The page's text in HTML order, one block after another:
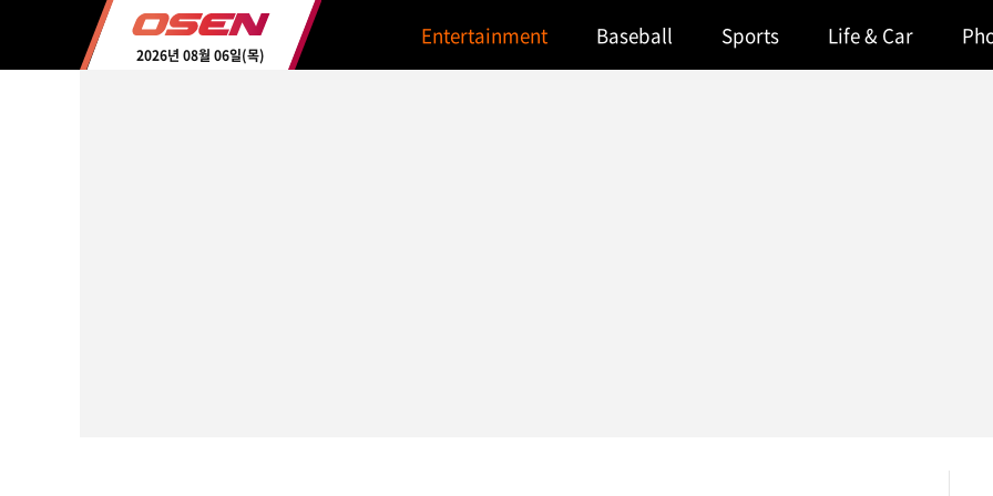
2026년 08월 06일(목)
Entertainment Baseball Sports Life & Car